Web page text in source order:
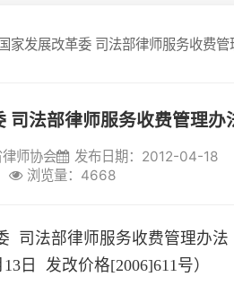
协会
发布日期：2012-04-18
浏览量：4668
部律师服务收费管理办法
发改价格[2006]611号）
有关法律法规，制定本办
人民共和国律师法》设立的